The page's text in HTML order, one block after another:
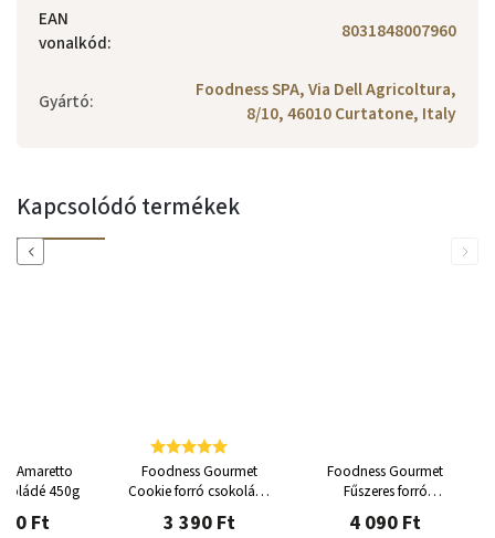
EAN
vonalkód: 8031848007960
Gyártó:
Foodness SPA, Via Dell Agricoltura,
8/10, 46010 Curtatone, Italy
Kapcsolódó termékek
Previous
Amaretto
450g
Ft
Foodness Gourmet
Cookie forró csokoládé
450g
3 390 Ft
Foodness Gourmet
Fűszeres forró
csokoládé 450g
4 090 Ft
Next